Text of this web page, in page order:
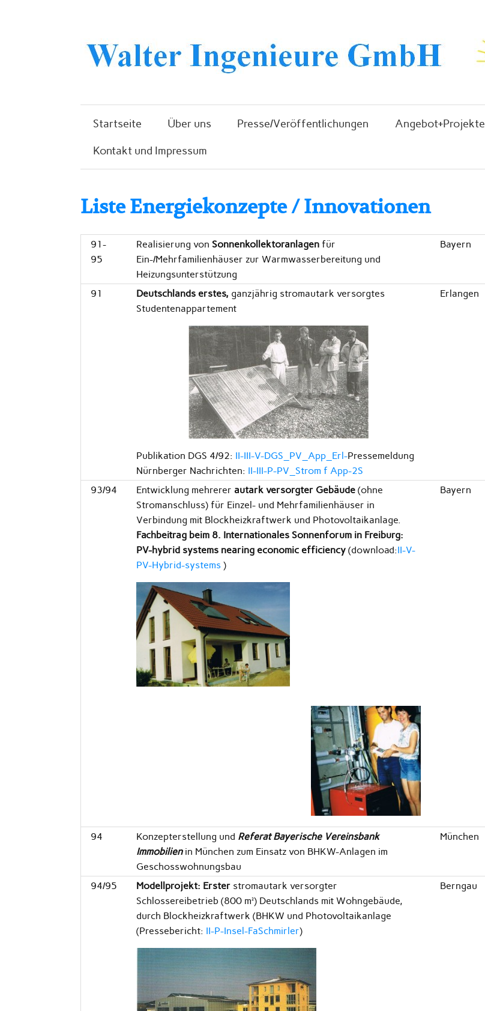
Startseite Über uns Presse/Veröffentlichungen Angebot+Projekte
Kontakt und Impressum
Liste Energiekonzepte / Innovationen
91-
95
Realisierung von Sonnenkollektoranlagenfür
Ein-/Mehrfamilienhäuser zur Warmwasserbereitung und
Heizungsunterstützung
Bayern
91 Deutschlands erstes, ganzjährig stromautark versorgtes
Studentenappartement
Publikation DGS 4/92: II-III-V-DGS_PV_App_Erl-Pressemeldung
Nürnberger Nachrichten: II-III-P-PV_Strom f App-2S
Erlangen
93/94 Entwicklung mehrerer autark versorgter Gebäude(ohne
Stromanschluss) für Einzel- und Mehrfamilienhäuser in
Verbindung mit Blockheizkraftwerk und Photovoltaikanlage.
Fachbeitrag beim 8. Internationales Sonnenforum in Freiburg:
PV-hybrid systems nearing economic efficiency (download:II-V-
PV-Hybrid-systems)
Bayern
94 Konzepterstellung und Referat Bayerische Vereinsbank
Immobilienin München zum Einsatz von BHKW-Anlagen im
Geschosswohnungsbau
München
94/95 Modellprojekt: Erster stromautark versorgter
Schlossereibetrieb (800 m²) Deutschlands mit Wohngebäude,
durch Blockheizkraftwerk (BHKW und Photovoltaikanlage
(Pressebericht: II-P-Insel-FaSchmirler)
Berngau